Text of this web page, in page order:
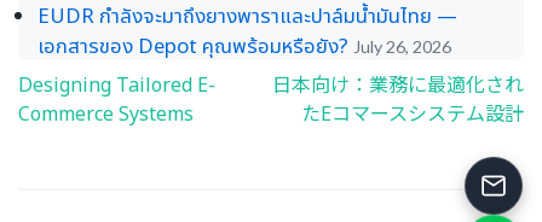
EUDR กำลังจะมาถึงยางพาราและปาล์มน้ำมันไทย —
เอกสารของ Depot คุณพร้อมหรือยัง? July 26, 2026
Post
Designing Tailored E-
Commerce Systems
日本向け：業務に最適化され
たEコマースシステム設計